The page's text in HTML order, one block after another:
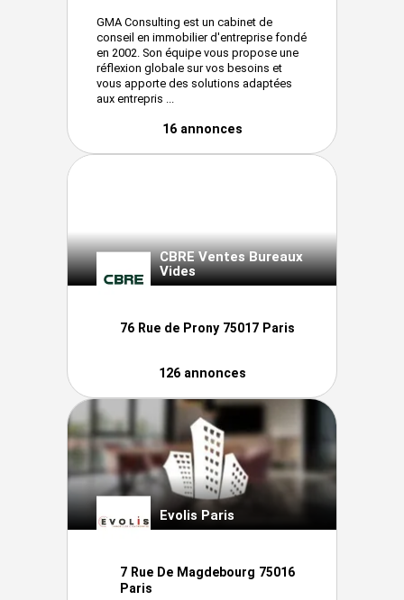
GMA Consulting est un cabinet de
conseil en immobilier d'entreprise fondé
en 2002. Son équipe vous propose une
réflexion globale sur vos besoins et
vous apporte des solutions adaptées
aux entrepris ...
16 annonces
CBRE Ventes Bureaux
Vides
76 Rue de Prony 75017 Paris
126 annonces
Evolis Paris
7 Rue De Magdebourg 75016
Paris